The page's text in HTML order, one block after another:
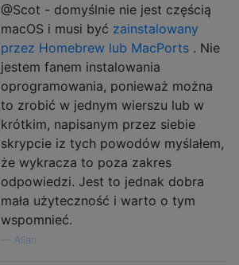
@Scot - domyślnie nie jest częścią
macOS i musi być zainstalowany
przez Homebrew lub MacPorts . Nie
jestem fanem instalowania
oprogramowania, ponieważ można
to zrobić w jednym wierszu lub w
krótkim, napisanym przez siebie
skrypcie iz tych powodów myślałem,
że wykracza to poza zakres
odpowiedzi. Jest to jednak dobra
mała użyteczność i warto o tym
wspomnieć.
Allan